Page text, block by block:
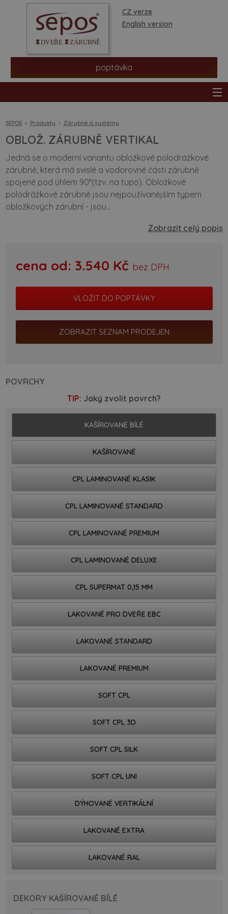
CZ verze
English version
poptávka
prodejní síť
informace a rady
SEPOS Produkty Zárubně a systémy
OBLOŽ. ZÁRUBNĚ VERTIKAL
Jedná se o moderní variantu obložkové polodrážkové
zárubně, která má svislé a vodorovné části zárubně
spojené pod úhlem 90°(tzv. na tupo). Obložkové
polodrážkové zárubně jsou nejpoužívanějším typem
obložkových zárubní - jsou...
Zobrazit celý popis
cena od: 3.540 Kč bez DPH
ZOBRAZIT SEZNAM PRODEJEN
POVRCHY
TIP: Jaký zvolit povrch?
KAŠÍROVANÉ BÍLÉ
KAŠÍROVANÉ
CPL LAMINOVANÉ KLASIK
CPL LAMINOVANÉ STANDARD
CPL LAMINOVANÉ PREMIUM
CPL LAMINOVANÉ DELUXE
CPL SUPERMAT 0,15 MM
LAKOVANÉ PRO DVEŘE EBC
LAKOVANÉ STANDARD
LAKOVANÉ PREMIUM
SOFT CPL
SOFT CPL 3D
SOFT CPL SILK
SOFT CPL UNI
DÝHOVANÉ VERTIKÁLNÍ
LAKOVANÉ EXTRA
LAKOVANÉ RAL
DEKORY KAŠÍROVANÉ BÍLÉ